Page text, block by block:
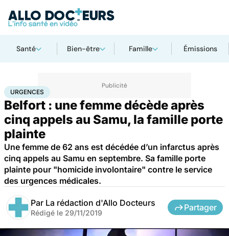
Santé Bien-être Famille Émissions
AccueilSanté Urgences
URGENCES
Belfort : une femme décède après
cinq appels au Samu, la famille porte
plainte
Une femme de 62 ans est décédée d’un infarctus après
cinq appels au Samu en septembre. Sa famille porte
plainte pour "homicide involontaire" contre le service
des urgences médicales.
Par La rédaction d'Allo Docteurs
Rédigé le 29/11/2019
Partager